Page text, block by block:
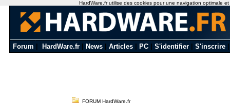
Forum HardWare.fr News Articles PC S'identifier S'inscrire
FORUM HardWare.fr
HardWare.fr utilise des cookies pour une navigation optimale